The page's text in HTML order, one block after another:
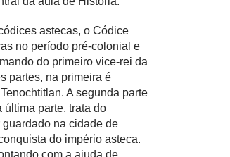
astecas, o Códice
no período pré-colonial e
do primeiro vice-rei da
partes, na primeira é
A segunda parte
parte, trata do
na cidade de
do império asteca.
com a ajuda de